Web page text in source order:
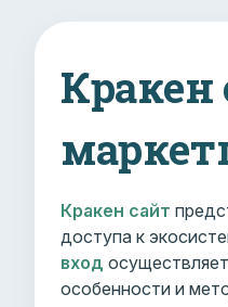
Кракен
Кракен сайт
доступа к
вход
особенности и